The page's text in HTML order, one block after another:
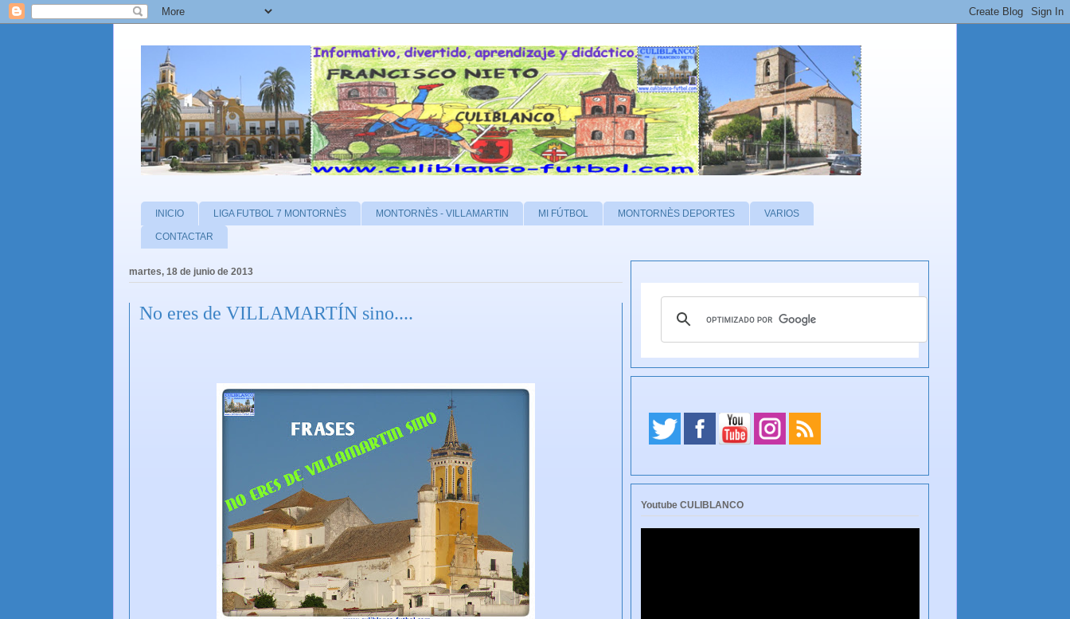
INICIO LIGA FUTBOL 7 MONTORNÈS MONTORNÈS - VILLAMARTIN MI FÚTBOL MONTORNÈS DEPORTES VARIOS
CONTACTAR
martes, 18 de junio de 2013
No eres de VILLAMARTÍN sino....
Youtube CULIBLANCO